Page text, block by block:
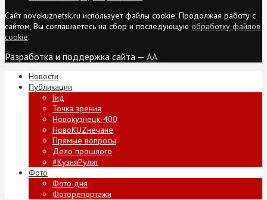
Сайт novokuznetsk.ru использует файлы cookie. Продолжая работу с
сайтом, Вы соглашаетесь на сбор и последующую обработку файлов
cookie.
Разработка и поддержка сайта — AA
Новости
Публикации
Гид
Точка зрения
Новокузнецк-400
НовоKUZнечане
Прямые вопросы
Дело прошлого
#КузняРулит
Фото
Фото дня
Фоторепортажи